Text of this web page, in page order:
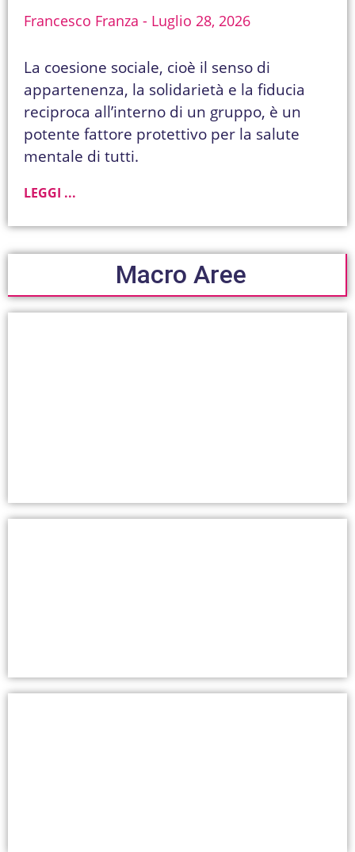
Francesco Franza Luglio 28, 2026
La coesione sociale, cioè il senso di
appartenenza, la solidarietà e la fiducia
reciproca all’interno di un gruppo, è un
potente fattore protettivo per la salute
mentale di tutti.
LEGGI ...
Macro Aree